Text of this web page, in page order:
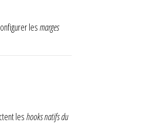
lesmarges
leshooks natifs du